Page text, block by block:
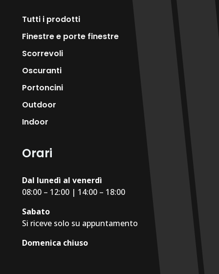
Tutti i prodotti
Finestre e porte finestre
Scorrevoli
Oscuranti
Portoncini
Outdoor
Indoor
Orari
Dal lunedì al venerdì
08:00 – 12:00 | 14:00 – 18:00
Sabato
Si riceve solo su appuntamento
Domenica chiuso